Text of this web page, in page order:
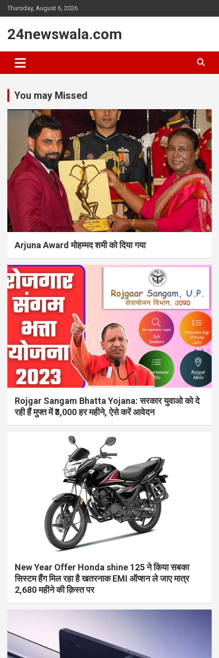
Thursday, August 6, 2026
24newswala.com
You may Missed
Arjuna Award मोहम्मद शमी को दिया गया
Rojgar Sangam Bhatta Yojana: सरकार युवाओ को दे
रही हैं मुफ्त में ₹3,000 हर महीने, ऐसे करें आवेदन
New Year Offer Honda shine 125 ने किया सबका
सिस्टम हैंग मिल रहा है खतरनाक EMI ऑप्शन ले जाए मात्र
2,680 महीने की क़िस्त पर